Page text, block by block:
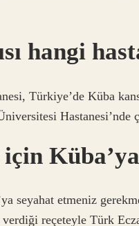
hangi
Türkiye’de Küba
Hastanesi’nde
seyahat etmeniz
reçeteyle Türk